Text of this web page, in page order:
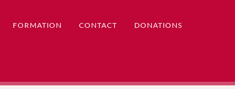
FORMATION CONTACT DONATIONS